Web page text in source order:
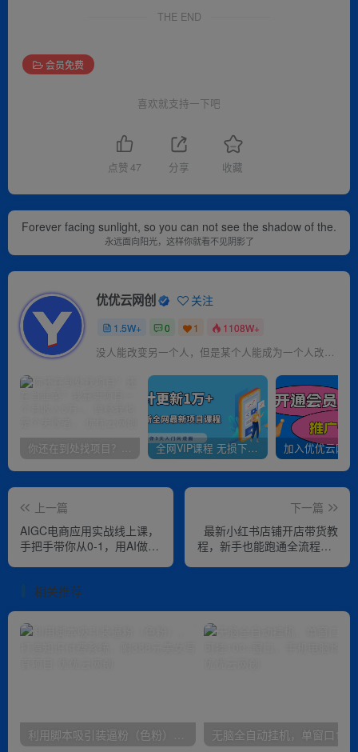
THE END
会员免费
喜欢就支持一下吧
点赞47 分享 收藏
Forever facing sunlight, so you can not see the shadow of the.
永远面向阳光，这样你就看不见阴影了
优优云网创 关注
1.5W+ 0 1 1108W+
没人能改变另一个人，但是某个人能成为一个人改变的原因
你还在到处找项目？还在当韭菜？我靠卖项目一个月收入5万+，曾经我也是个失败者。 全网VIP课程 无损下载~
上一篇
AIGC电商应用实战线上课，
手把手带你从0-1，用AI做电
下一篇
最新小红书店铺开店带货教
程，新手也能跑通全流程（6
相关推荐
利用脚本吸引装逼粉（色粉），打造知识付费系统，附388元美女写真项目